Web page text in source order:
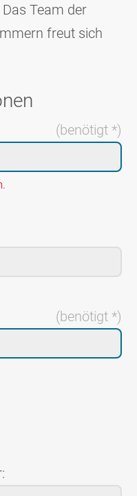
Team der
freut sich
(benötigt *)
(benötigt *)